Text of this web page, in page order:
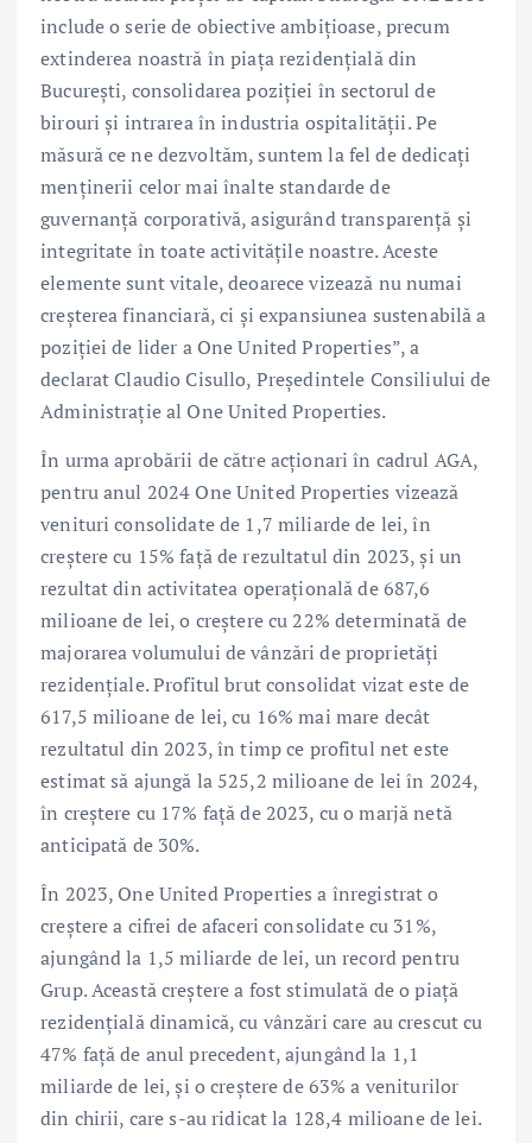
include o serie de obiective ambițioase, precum
extinderea noastră în piața rezidențială din
București, consolidarea poziției în sectorul de
birouri și intrarea în industria ospitalității. Pe
măsură ce ne dezvoltăm, suntem la fel de dedicați
menținerii celor mai înalte standarde de
guvernanță corporativă, asigurând transparență și
integritate în toate activitățile noastre. Aceste
elemente sunt vitale, deoarece vizează nu numai
creșterea financiară, ci și expansiunea sustenabilă a
poziției de lider a One United Properties”, a
declarat Claudio Cisullo, Președintele Consiliului de
Administrație al One United Properties.
În urma aprobării de către acționari în cadrul AGA,
pentru anul 2024 One United Properties vizează
venituri consolidate de 1,7 miliarde de lei, în
creștere cu 15% față de rezultatul din 2023, și un
rezultat din activitatea operațională de 687,6
milioane de lei, o creștere cu 22% determinată de
majorarea volumului de vânzări de proprietăți
rezidențiale. Profitul brut consolidat vizat este de
617,5 milioane de lei, cu 16% mai mare decât
rezultatul din 2023, în timp ce profitul net este
estimat să ajungă la 525,2 milioane de lei în 2024,
în creștere cu 17% față de 2023, cu o marjă netă
anticipată de 30%.
În 2023, One United Properties a înregistrat o
creștere a cifrei de afaceri consolidate cu 31%,
ajungând la 1,5 miliarde de lei, un record pentru
Grup. Această creștere a fost stimulată de o piață
rezidențială dinamică, cu vânzări care au crescut cu
47% față de anul precedent, ajungând la 1,1
miliarde de lei, și o creștere de 63% a veniturilor
din chirii, care s-au ridicat la 128,4 milioane de lei.